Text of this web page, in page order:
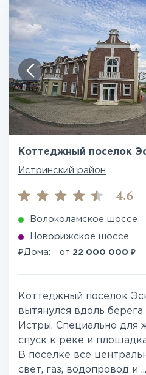
Коттеджный поселок
Истринский район
4.6
Волоколамское шоссе
Новорижское шоссе
₽Дома: от 22 000 000 ₽
Коттеджный поселок
вытянулся вдоль
Истры. Специально для
спуск к реке и
В поселке все
свет, газ, водопровод и ...